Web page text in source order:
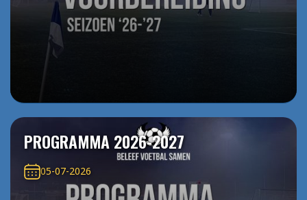
PROGRAMMA 2026-2027
05-07-2026